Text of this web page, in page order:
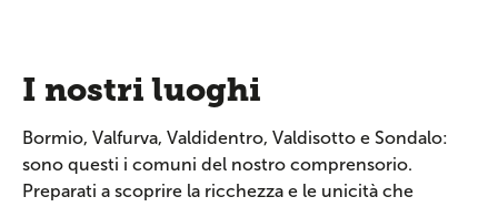
I nostri luoghi
Bormio, Valfurva, Valdidentro, Valdisotto e Sondalo:
sono questi i comuni del nostro comprensorio.
Preparati a scoprire la ricchezza e le unicità che